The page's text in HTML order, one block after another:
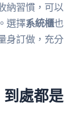
納習慣，可以
選擇系統櫃也
身訂做，充分
處都是